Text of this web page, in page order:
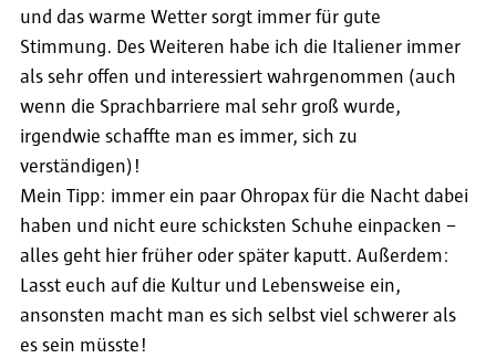
und das warme Wetter sorgt immer für gute
Stimmung. Des Weiteren habe ich die Italiener immer
als sehr offen und interessiert wahrgenommen (auch
wenn die Sprachbarriere mal sehr groß wurde,
irgendwie schaffte man es immer, sich zu
verständigen)!
Mein Tipp: immer ein paar Ohropax für die Nacht dabei
haben und nicht eure schicksten Schuhe einpacken –
alles geht hier früher oder später kaputt. Außerdem:
Lasst euch auf die Kultur und Lebensweise ein,
ansonsten macht man es sich selbst viel schwerer als
es sein müsste!